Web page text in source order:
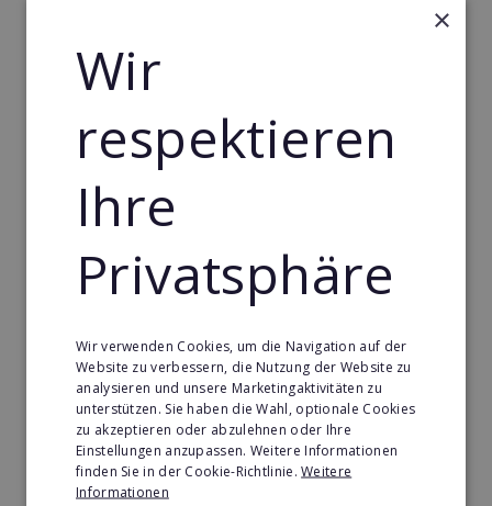
Event, Freizeit & Reisen Franchise in Christmas Island
Einzelhandel Franchise in Christmas Island
Gebäude & Haustechnik Franchise in Christmas
Handwerk Franchise in Christmas Island
Dienstleistungsfranchise in Christmas Island
Telekommunikation Franchise in Christmas Island
Gastronomie & Bringdienst Franchise in Christmas
Island
Kaffee & Café Franchise in Christmas Island
Tier- & Zoobedarf Franchise in Christmas Island
Immobilien Franchise in Christmas Island
Kinder & Erziehung Franchise in Christmas Island
×
Wir
respektieren
Ihre
Privatsphäre
Wir verwenden Cookies, um die Navigation auf der
Website zu verbessern, die Nutzung der Website zu
analysieren und unsere Marketingaktivitäten zu
unterstützen. Sie haben die Wahl, optionale Cookies
zu akzeptieren oder abzulehnen oder Ihre
Einstellungen anzupassen. Weitere Informationen
finden Sie in der Cookie-Richtlinie.Weitere
Informationen